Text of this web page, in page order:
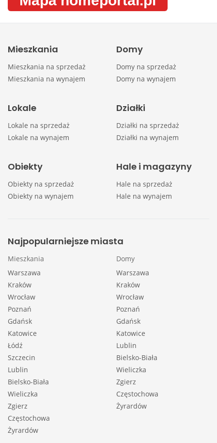
Mieszkania
Mieszkania na sprzedaż
Mieszkania na wynajem
Domy
Domy na sprzedaż
Domy na wynajem
Lokale
Lokale na sprzedaż
Lokale na wynajem
Działki
Działki na sprzedaż
Działki na wynajem
Obiekty
Obiekty na sprzedaż
Obiekty na wynajem
Hale i magazyny
Hale na sprzedaż
Hale na wynajem
Najpopularniejsze miasta
Mieszkania
Warszawa
Kraków
Wrocław
Poznań
Gdańsk
Katowice
Łódź
Szczecin
Lublin
Bielsko-Biała
Wieliczka
Zgierz
Częstochowa
Żyrardów
Domy
Warszawa
Kraków
Wrocław
Poznań
Gdańsk
Katowice
Lublin
Bielsko-Biała
Wieliczka
Zgierz
Częstochowa
Żyrardów